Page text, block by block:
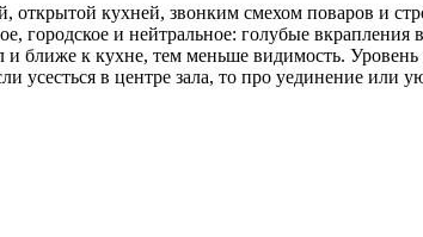
открытой кухней, звонким смехом поваров и
городское и нейтральное: голубые
ближе к кухне, тем меньше видимость.
усесться в центре зала, то про уединение или